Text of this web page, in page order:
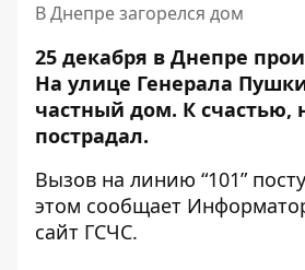
В Днепре загорелся дом
25 декабря в Днепре
На улице Генерала
частный дом. К счастью,
пострадал.
Вызов на линию “101”
этом сообщает
сайт ГСЧС.